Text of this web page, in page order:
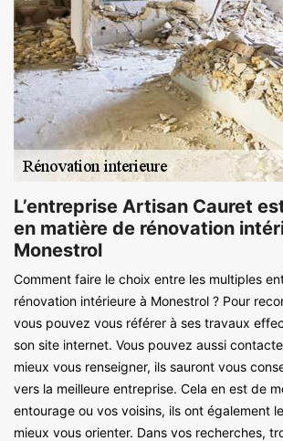
L’entreprise Artisan Cauret
en matière de rénovation
Monestrol
Comment faire le choix entre les multiples
rénovation intérieure à Monestrol ? Pour
vous pouvez vous référer à ses travaux
son site internet. Vous pouvez aussi
mieux vous renseigner, ils sauront vous
vers la meilleure entreprise. Cela en est de
entourage ou vos voisins, ils ont également
mieux vous orienter. Dans vos recherches,